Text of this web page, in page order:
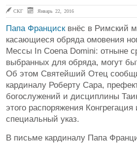
СКГ Январь 22, 2016
Папа Францисквнёс в Римский
касающиеся обряда омовения
Мессы In Coena Domini: отныне
выбранных для обряда, могут
Об этом Святейший Отец
кардиналу Роберту Сара,
богослужений и дисциплины
этого распоряжения Конгрегация
специальный указ.
В письме кардиналу Папа